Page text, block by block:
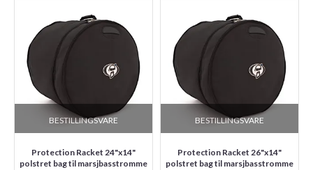
BESTILLINGSVARE
Protection Racket 24"x14"
polstret bag til marsjbasstromme
BESTILLINGSVARE
Protection Racket 26"x14"
polstret bag til marsjbasstromme